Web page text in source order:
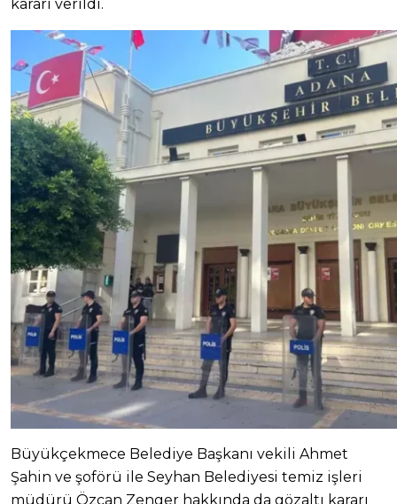
kararı verildi.
Büyükçekmece Belediye Başkanı vekili Ahmet
Şahin ve şoförü ile Seyhan Belediyesi temiz işleri
müdürü Özcan Zenger hakkında da gözaltı kararı